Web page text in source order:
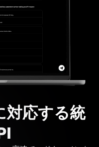
対応する統